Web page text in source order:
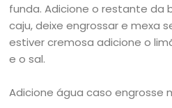
funda. Adicione o restante da
caju, deixe engrossar e mexa
estiver cremosa adicione o
e o sal.
Adicione água caso engrosse